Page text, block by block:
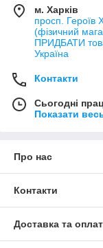
м. Харків
просп. Героїв
(фізичний
ПРИДБАТИ
Україна
Контакти
Сьогодні
Показати
Про нас
Контакти
Доставка та